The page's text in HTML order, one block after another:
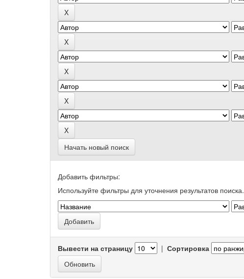
Начать новый поиск
Добавить фильтры:
Используйте фильтры для уточнения результатов поиска.
Вывести на страницу | Сортировка